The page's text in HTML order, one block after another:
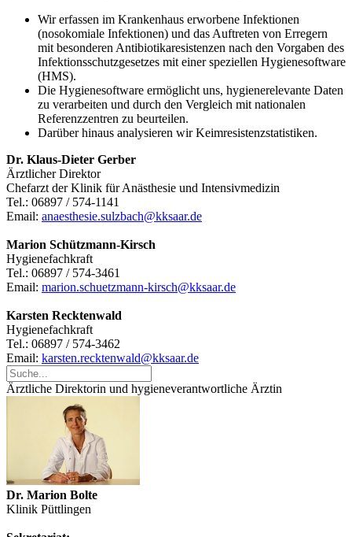
Wir erfassen im Krankenhaus erworbene Infektionen
(nosokomiale Infektionen) und das Auftreten von Erregern
mit besonderen Antibiotikaresistenzen nach den Vorgaben des
Infektionsschutzgesetzes mit einer speziellen Hygienesoftware
(HMS).
Die Hygienesoftware ermöglicht uns, hygienerelevante Daten
zu verarbeiten und durch den Vergleich mit nationalen
Referenzzentren zu beurteilen.
Darüber hinaus analysieren wir Keimresistenzstatistiken.
Dr. Klaus-Dieter Gerber
Ärztlicher Direktor
Chefarzt der Klinik für Anästhesie und Intensivmedizin
Tel.: 06897 / 574-1141
Email: anaesthesie.sulzbach@kksaar.de
Marion Schützmann-Kirsch
Hygienefachkraft
Tel.: 06897 / 574-3461
Email: marion.schuetzmann-kirsch@kksaar.de
Karsten Recktenwald
Hygienefachkraft
Tel.: 06897 / 574-3462
Email: karsten.recktenwald@kksaar.de
Ärztliche Direktorin und hygieneverantwortliche Ärztin
Dr. Marion Bolte
Klinik Püttlingen